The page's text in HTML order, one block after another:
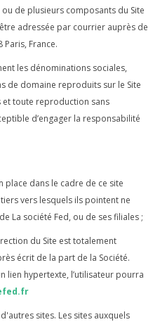
ou de plusieurs composants du Site
adressée par courrier auprès de
Paris, France.
les dénominations sociales,
de domaine reproduits sur le Site
et toute reproduction sans
d’engager la responsabilité
place dans le cadre de ce site
vers lesquels ils pointent ne
La société Fed, ou de ses filiales ;
du Site est totalement
écrit de la part de la Société.
lien hypertexte, l’utilisateur pourra
sites. Les sites auxquels